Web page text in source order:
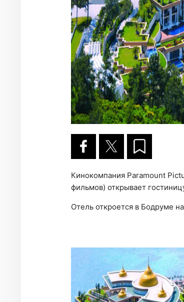
Кинокомпания Paramount
фильмов) открывает
Отель откроется в Бодруме